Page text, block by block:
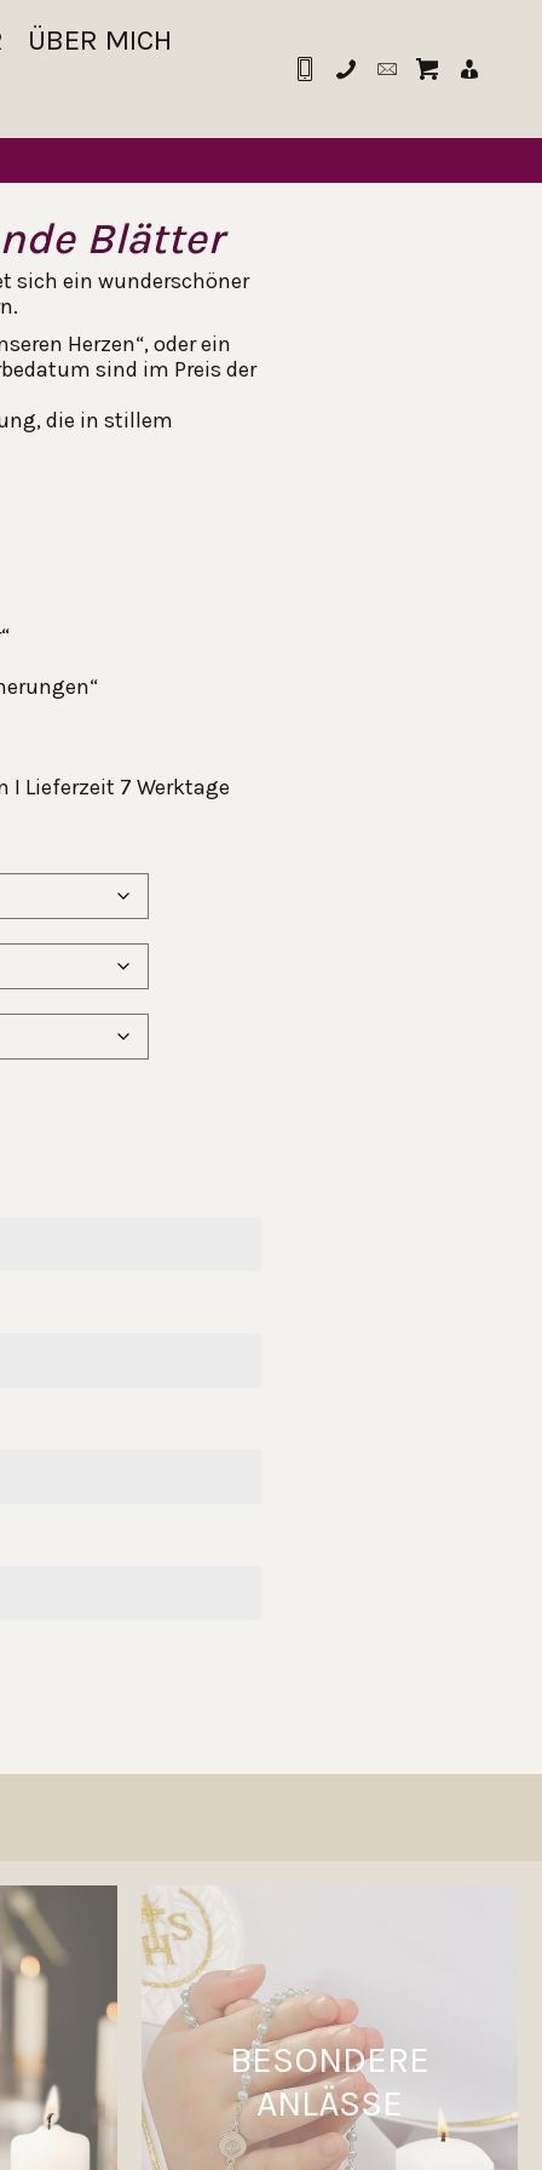
ÜBER MICH
Blätter
sich ein wunderschöner
Herzen“, oder ein
sind im Preis der
die in stillem
I Lieferzeit 7 Werktage
BESONDERE
ANLÄSSE